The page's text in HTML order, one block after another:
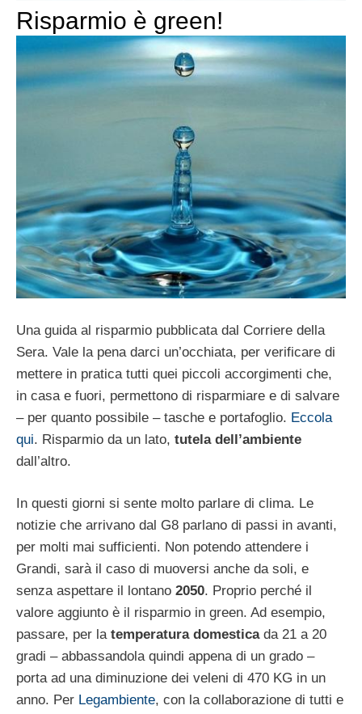
Risparmio è green!
Una guida al risparmio pubblicata dal Corriere della
Sera. Vale la pena darci un’occhiata, per verificare di
mettere in pratica tutti quei piccoli accorgimenti che,
in casa e fuori, permettono di risparmiare e di salvare
– per quanto possibile – tasche e portafoglio. Eccola
qui. Risparmio da un lato, tutela dell’ambiente
dall’altro.
In questi giorni si sente molto parlare di clima. Le
notizie che arrivano dal G8 parlano di passi in avanti,
per molti mai sufficienti. Non potendo attendere i
Grandi, sarà il caso di muoversi anche da soli, e
senza aspettare il lontano 2050. Proprio perché il
valore aggiunto è il risparmio in green. Ad esempio,
passare, per la temperatura domestica da 21 a 20
gradi – abbassandola quindi appena di un grado –
porta ad una diminuzione dei veleni di 470 KG in un
anno. Per Legambiente, con la collaborazione di tutti e